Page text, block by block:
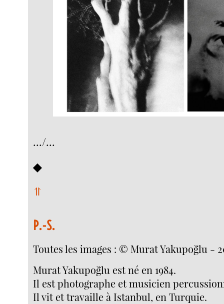
.../...
◆
⥣
P.-S.
Toutes les images : © Murat Yakupoğlu -
Murat Yakupoğlu est né en 1984.
Il est photographe et musicien
Il vit et travaille à Istanbul, en Turquie.